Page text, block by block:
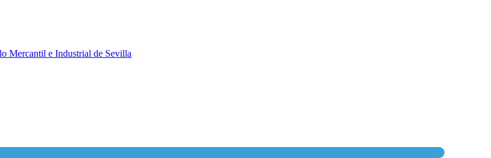
Mercantil e Industrial de Sevilla